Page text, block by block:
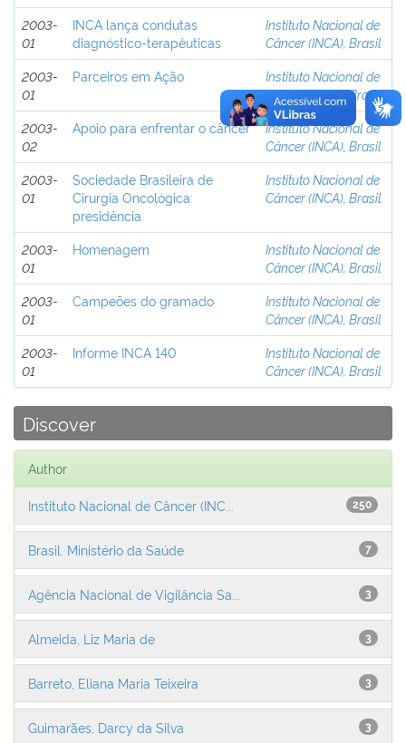
2003-
01
INCA lança condutas
diagnóstico-terapêuticas
Instituto Nacional de
Câncer (INCA), Brasil
2003-
01
Parceiros em Ação
Instituto Nacional de
Câncer (INCA), Brasil
2003-
02
Apoio para enfrentar o câncer
Instituto Nacional de
Câncer (INCA), Brasil
2003-
01
Sociedade Brasileira de
Cirurgia Oncológica:
presidência
Instituto Nacional de
Câncer (INCA), Brasil
2003-
01
Homenagem
Instituto Nacional de
Câncer (INCA), Brasil
2003-
01
Campeões do gramado
Instituto Nacional de
Câncer (INCA), Brasil
2003-
01
Informe INCA 140
Instituto Nacional de
Câncer (INCA), Brasil
Discover
Author
250
Instituto Nacional de Câncer (INC...
7
Brasil. Ministério da Saúde
3
Agência Nacional de Vigilância Sa...
3
Almeida, Liz Maria de
3
Barreto, Eliana Maria Teixeira
3
Guimarães, Darcy da Silva